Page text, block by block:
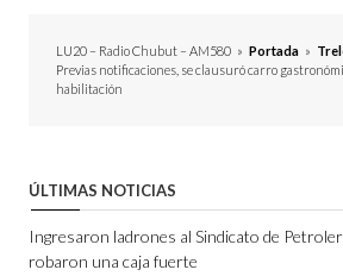
LU20 – Radio Chubut – AM580 » Portada »
Previas notificaciones, se clausuró carro
habilitación
ÚLTIMAS NOTICIAS
Ingresaron ladrones al Sindicato de
robaron una caja fuerte